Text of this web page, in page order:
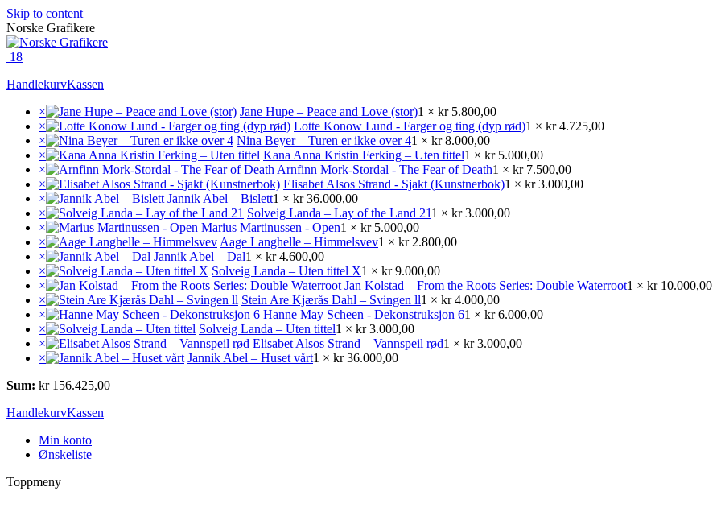
Skip to content
Norske Grafikere
18
HandlekurvKassen
×
Jane Hupe – Peace and Love (stor)1 × kr5.800,00
×
Lotte Konow Lund - Farger og ting (dyp rød)1 × kr4.725,00
×
Nina Beyer – Turen er ikke over 41 × kr8.000,00
×
Kana Anna Kristin Ferking – Uten tittel1 × kr5.000,00
×
Arnfinn Mork-Stordal - The Fear of Death1 × kr7.500,00
×
Elisabet Alsos Strand - Sjakt (Kunstnerbok)1 × kr3.000,00
×
Jannik Abel – Bislett1 × kr36.000,00
×
Solveig Landa – Lay of the Land 211 × kr3.000,00
×
Marius Martinussen - Open1 × kr5.000,00
×
Aage Langhelle – Himmelsvev1 × kr2.800,00
×
Jannik Abel – Dal1 × kr4.600,00
×
Solveig Landa – Uten tittel X1 × kr9.000,00
×
Jan Kolstad – From the Roots Series: Double Waterroot1 × kr10.000,00
×
Stein Are Kjærås Dahl – Svingen ll1 × kr4.000,00
×
Hanne May Scheen - Dekonstruksjon 61 × kr6.000,00
×
Solveig Landa – Uten tittel1 × kr3.000,00
×
Elisabet Alsos Strand – Vannspeil rød1 × kr3.000,00
×
Jannik Abel – Huset vårt1 × kr36.000,00
Sum: kr156.425,00
HandlekurvKassen
Min konto
Ønskeliste
Toppmeny